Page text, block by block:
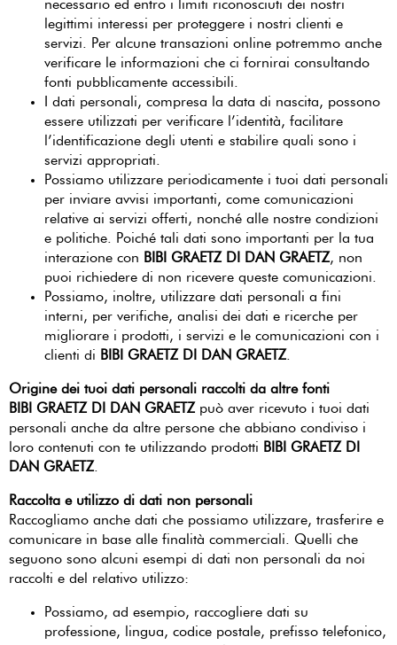
necessario ed entro i limiti riconosciuti dei nostri
legittimi interessi per proteggere i nostri clienti e
servizi. Per alcune transazioni online potremmo anche
verificare le informazioni che ci fornirai consultando
fonti pubblicamente accessibili.
I dati personali, compresa la data di nascita, possono
essere utilizzati per verificare l’identità, facilitare
l’identificazione degli utenti e stabilire quali sono i
servizi appropriati.
Possiamo utilizzare periodicamente i tuoi dati personali
per inviare avvisi importanti, come comunicazioni
relative ai servizi offerti, nonché alle nostre condizioni
e politiche. Poiché tali dati sono importanti per la tua
interazione con BIBI GRAETZ DI DAN GRAETZ, non
puoi richiedere di non ricevere queste comunicazioni.
Possiamo, inoltre, utilizzare dati personali a fini
interni, per verifiche, analisi dei dati e ricerche per
migliorare i prodotti, i servizi e le comunicazioni con i
clienti di BIBI GRAETZ DI DAN GRAETZ.
Origine dei tuoi dati personali raccolti da altre fonti
BIBI GRAETZ DI DAN GRAETZ può aver ricevuto i tuoi dati
personali anche da altre persone che abbiano condiviso i
loro contenuti con te utilizzando prodotti BIBI GRAETZ DI
DAN GRAETZ.
Raccolta e utilizzo di dati non personali
Raccogliamo anche dati che possiamo utilizzare, trasferire e
comunicare in base alle finalità commerciali. Quelli che
seguono sono alcuni esempi di dati non personali da noi
raccolti e del relativo utilizzo:
Possiamo, ad esempio, raccogliere dati su
professione, lingua, codice postale, prefisso telefonico,